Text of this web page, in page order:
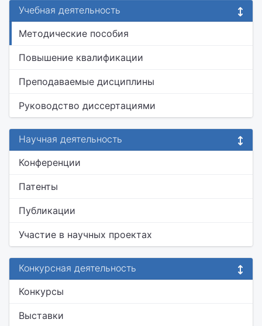
Учебная деятельность
Методические пособия
Повышение квалификации
Преподаваемые дисциплины
Руководство диссертациями
Научная деятельность
Конференции
Патенты
Публикации
Участие в научных проектах
Конкурсная деятельность
Конкурсы
Выставки